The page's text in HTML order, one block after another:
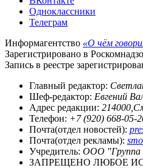
Одноклассники
Телеграм
Информагентство «О чём
Зарегистрировано в
Запись в реестре
Главный редактор:
Шеф-редактор: Евгений
Адрес редакции:
Телефон: +7 (920) 668-05-
Почта(отдел новостей):
Почта(отдел рекламы):
Учредитель: ООО
ЗАПРЕЩЕНО ЛЮБОЕ